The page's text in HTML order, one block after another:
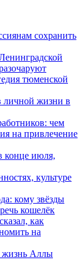
сохранить
тюменской
личной жизни в
чем
на привлечение
конце июля,
культуре
кому звёзды
кошелёк
как
на
жизнь Аллы